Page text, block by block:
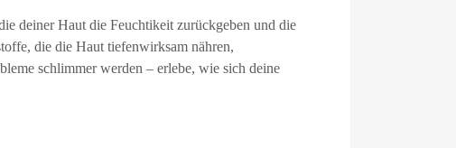
deiner Haut die Feuchtikeit zurückgeben und die
die die Haut tiefenwirksam nähren,
schlimmer werden – erlebe, wie sich deine